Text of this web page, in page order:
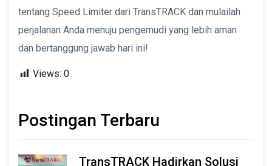
tentang Speed Limiter dari TransTRACK dan mulailah
perjalanan Anda menuju pengemudi yang lebih aman
dan bertanggung jawab hari ini!
Views: 0
Postingan Terbaru
TransTRACK Hadirkan Solusi